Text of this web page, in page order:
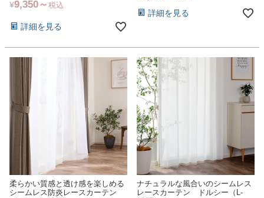
¥9,350 税込
詳細を見る
詳細を見る
柔らかい質感と透け感を楽しめる
シームレス防炎レースカーテン
ナチュラルな風合いのシームレス
レースカーテン ドルシー（L-